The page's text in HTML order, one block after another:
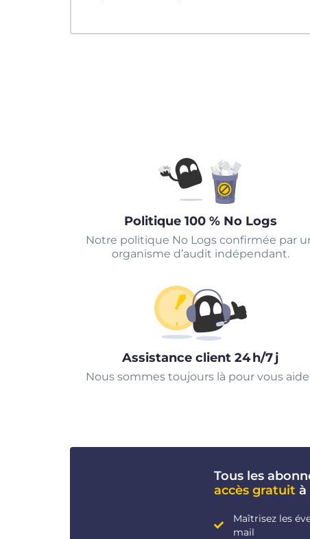
Politique 100 % No Logs
Notre politique No Logs confirmée par
organisme d’audit indépendant.
Assistance client 24 h/7 j
Nous sommes toujours là pour vous
Tous les
accès gratuit à
Maîtrisez les
mail